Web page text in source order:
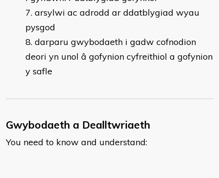
arsylwi ac adrodd ar ddatblygiad wyau
pysgod
darparu gwybodaeth i gadw cofnodion
deori yn unol â gofynion cyfreithiol a gofynion
y safle
Gwybodaeth a Dealltwriaeth
You need to know and understand: